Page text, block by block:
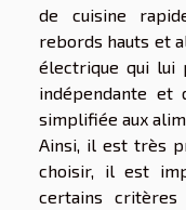
de cuisine
rebords hauts et
électrique qui lui
indépendante et
simplifiée aux
Ainsi, il est très
choisir, il est
certains